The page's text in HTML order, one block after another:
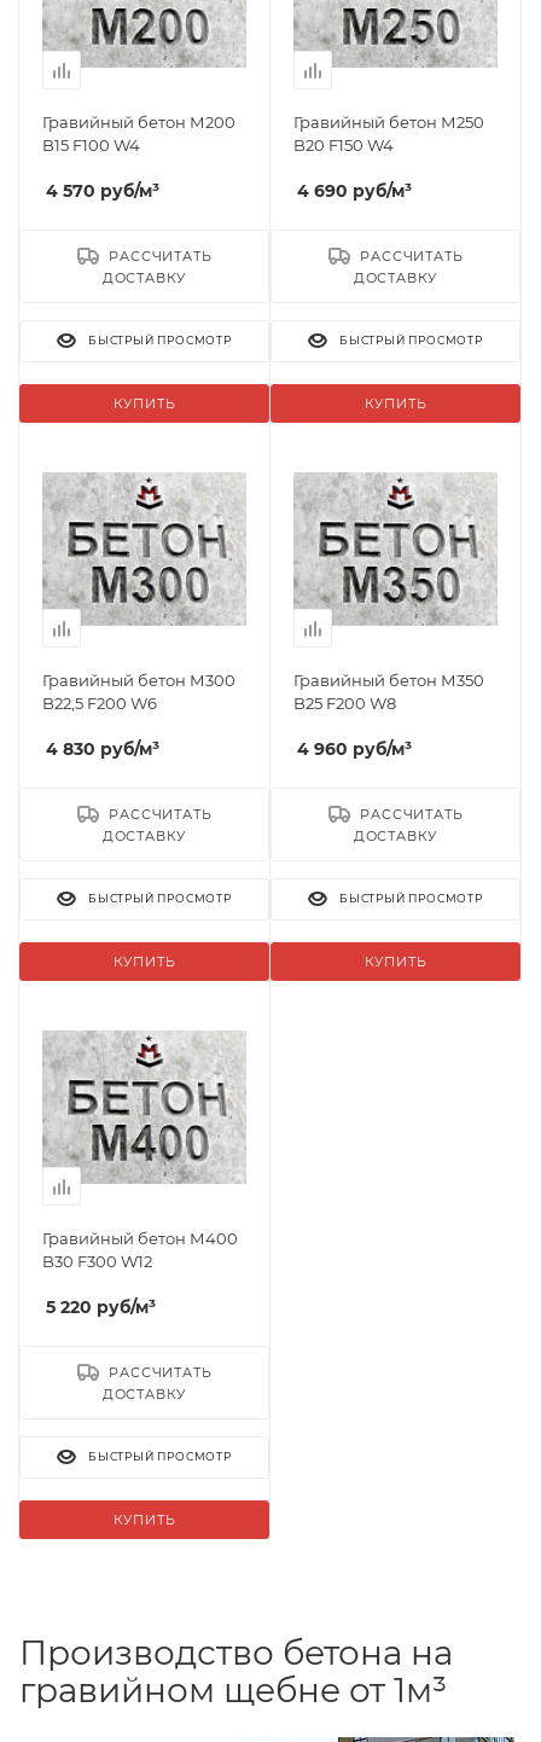
Гравийный бетон М200
B15 F100 W4
4 570 руб/м³
КУПИТЬ
РАССЧИТАТЬ
ДОСТАВКУ
БЫСТРЫЙ ПРОСМОТР
Гравийный бетон М250
B20 F150 W4
4 690 руб/м³
КУПИТЬ
РАССЧИТАТЬ
ДОСТАВКУ
БЫСТРЫЙ ПРОСМОТР
Гравийный бетон М300
B22,5 F200 W6
4 830 руб/м³
КУПИТЬ
РАССЧИТАТЬ
ДОСТАВКУ
БЫСТРЫЙ ПРОСМОТР
Гравийный бетон М350
B25 F200 W8
4 960 руб/м³
КУПИТЬ
РАССЧИТАТЬ
ДОСТАВКУ
БЫСТРЫЙ ПРОСМОТР
Гравийный бетон М400
B30 F300 W12
5 220 руб/м³
КУПИТЬ
РАССЧИТАТЬ
ДОСТАВКУ
БЫСТРЫЙ ПРОСМОТР
Производство бетона на
гравийном щебне от 1м³